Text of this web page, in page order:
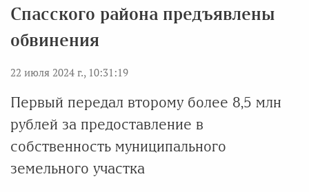
Спасского района предъявлены
обвинения
22 июля 2024 г., 10:31:19
Первый передал второму более 8,5 млн
рублей за предоставление в
собственность муниципального
земельного участка